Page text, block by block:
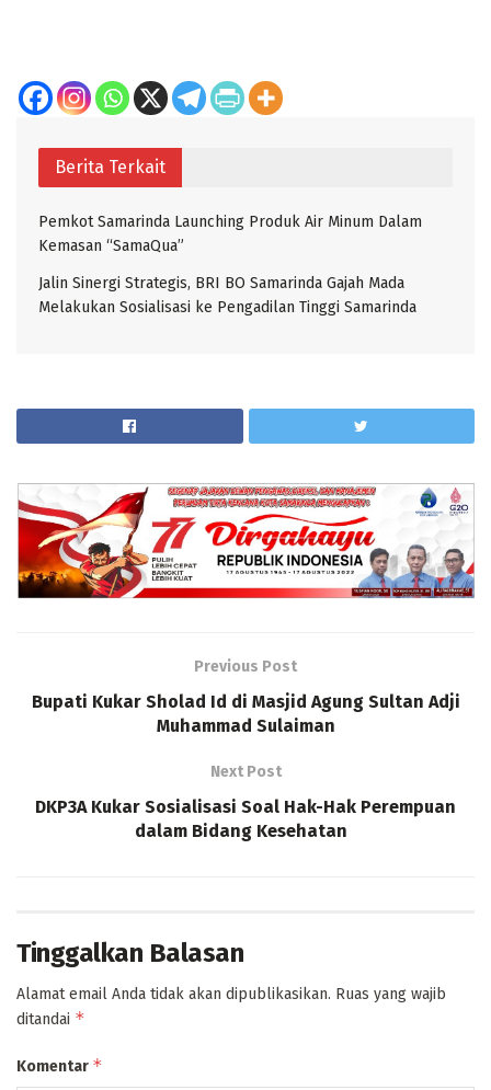
Berita Terkait
Pemkot Samarinda Launching Produk Air Minum Dalam
Kemasan “SamaQua”
Jalin Sinergi Strategis, BRI BO Samarinda Gajah Mada
Melakukan Sosialisasi ke Pengadilan Tinggi Samarinda
Previous Post
Bupati Kukar Sholad Id di Masjid Agung Sultan Adji
Muhammad Sulaiman
Next Post
DKP3A Kukar Sosialisasi Soal Hak-Hak Perempuan
dalam Bidang Kesehatan
Tinggalkan Balasan
Alamat email Anda tidak akan dipublikasikan. Ruas yang wajib
ditandai *
Komentar *